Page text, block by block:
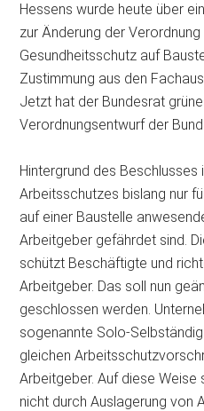
Hessens wurde heute über
zur Änderung der
Gesundheitsschutz auf
Zustimmung aus den
Jetzt hat der Bundesrat
Verordnungsentwurf der
Hintergrund des Beschlusses
Arbeitsschutzes bislang nur
auf einer Baustelle
Arbeitgeber gefährdet sind.
schützt Beschäftigte und
Arbeitgeber. Das soll nun
geschlossen werden.
sogenannte Solo-
gleichen
Arbeitgeber. Auf diese
nicht durch Auslagerung von